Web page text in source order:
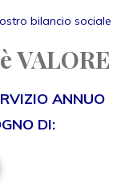
bilancio sociale
VALORE
ANNUO
DI: